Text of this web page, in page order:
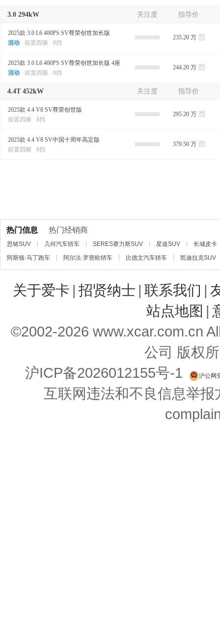
3.0 294kW 关注度 指导价
2025款 3.0 L6 400PS SV尊荣创世加长版
混动
前置四驱 8挡
235.20 万
2025款 3.0 L6 400PS SV尊荣创世加长版 4座
混动
前置四驱 8挡
244.20 万
4.4T 452kW 关注度 指导价
2025款 4.4 V8 SV尊荣创世版
前置四驱
8挡
295.20 万
2025款 4.4 V8 SV中国十周年高定版
前置四驱
8挡
379.50 万
热门信息 热门经销商
思铭SUV 几何汽车轿车 SERES赛力斯SUV 星途SUV
长城皮卡
阿斯顿·马丁跑车
阿尔法·罗密欧轿车 比德文汽车轿车 凯迪拉克SUV
关于爱卡 | 招贤纳士 | 联系我们 |
站点地图 |
©2002-2026 www.xcar.com.cn
公司 版权
沪ICP备2026012155号-1
沪公网
互联网违法和不良信息举